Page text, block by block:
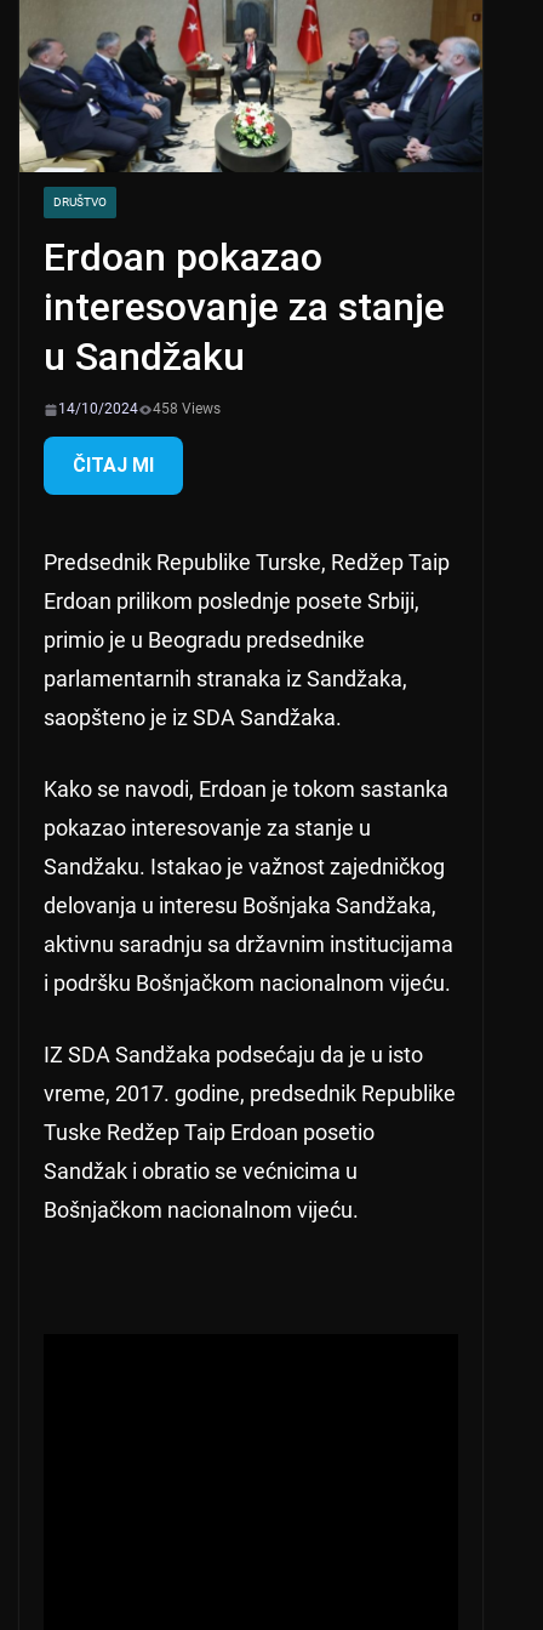
DRUŠTVO
Erdoan pokazao
interesovanje za stanje
u Sandžaku
14/10/2024 458 Views
ČITAJ MI
Predsednik Republike Turske, Redžep Taip
Erdoan prilikom poslednje posete Srbiji,
primio je u Beogradu predsednike
parlamentarnih stranaka iz Sandžaka,
saopšteno je iz SDA Sandžaka.
Kako se navodi, Erdoan je tokom sastanka
pokazao interesovanje za stanje u
Sandžaku. Istakao je važnost zajedničkog
delovanja u interesu Bošnjaka Sandžaka,
aktivnu saradnju sa državnim institucijama
i podršku Bošnjačkom nacionalnom vijeću.
IZ SDA Sandžaka podsećaju da je u isto
vreme, 2017. godine, predsednik Republike
Tuske Redžep Taip Erdoan posetio
Sandžak i obratio se većnicima u
Bošnjačkom nacionalnom vijeću.